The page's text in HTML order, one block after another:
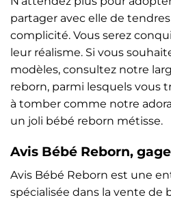
partager avec elle de
complicité. Vous serez
leur réalisme. Si vous
modèles, consultez notre
reborn, parmi lesquels vous
à tomber comme notre
un joli bébé reborn métisse.
Avis Bébé Reborn,
Avis Bébé Reborn est une
spécialisée dans la vente de